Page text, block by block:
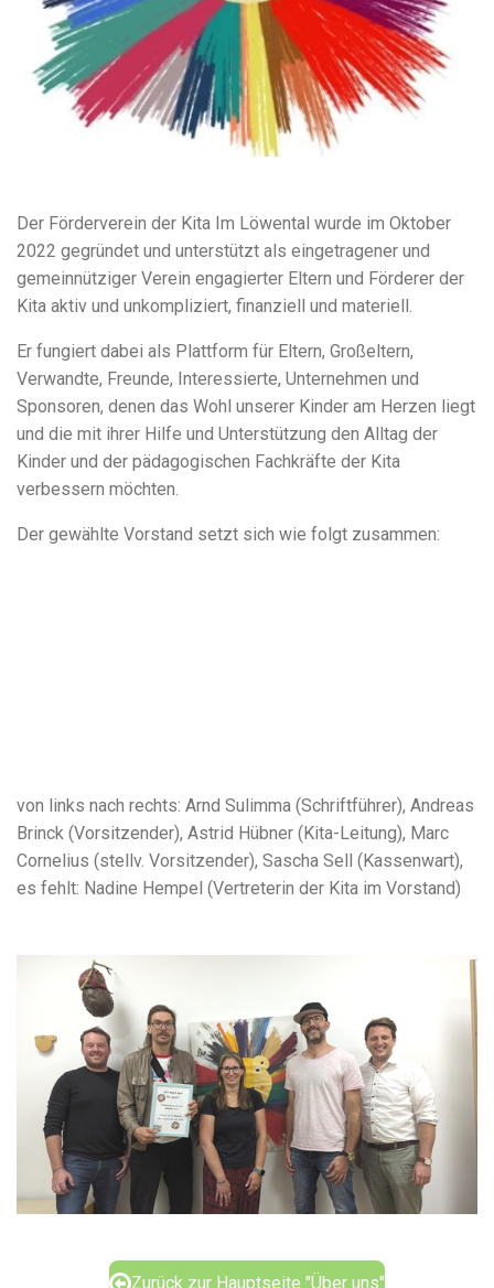
Der Förderverein der Kita Im Löwental wurde im Oktober
2022 gegründet und unterstützt als eingetragener und
gemeinnütziger Verein engagierter Eltern und Förderer der
Kita aktiv und unkompliziert, finanziell und materiell.
Er fungiert dabei als Plattform für Eltern, Großeltern,
Verwandte, Freunde, Interessierte, Unternehmen und
Sponsoren, denen das Wohl unserer Kinder am Herzen liegt
und die mit ihrer Hilfe und Unterstützung den Alltag der
Kinder und der pädagogischen Fachkräfte der Kita
verbessern möchten.
Der gewählte Vorstand setzt sich wie folgt zusammen:
von links nach rechts: Arnd Sulimma (Schriftführer), Andreas
Brinck (Vorsitzender), Astrid Hübner (Kita-Leitung), Marc
Cornelius (stellv. Vorsitzender), Sascha Sell (Kassenwart),
es fehlt: Nadine Hempel (Vertreterin der Kita im Vorstand)
Zurück zur Hauptseite "Über uns"